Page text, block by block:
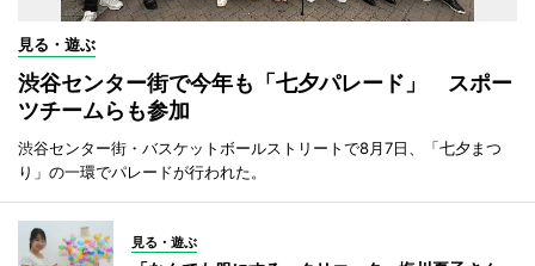
見る・遊ぶ
渋谷センター街で今年も「七夕パレード」 スポー
ツチームらも参加
渋谷センター街・バスケットボールストリートで8月7日、「七夕まつ
り」の一環でパレードが行われた。
見る・遊ぶ